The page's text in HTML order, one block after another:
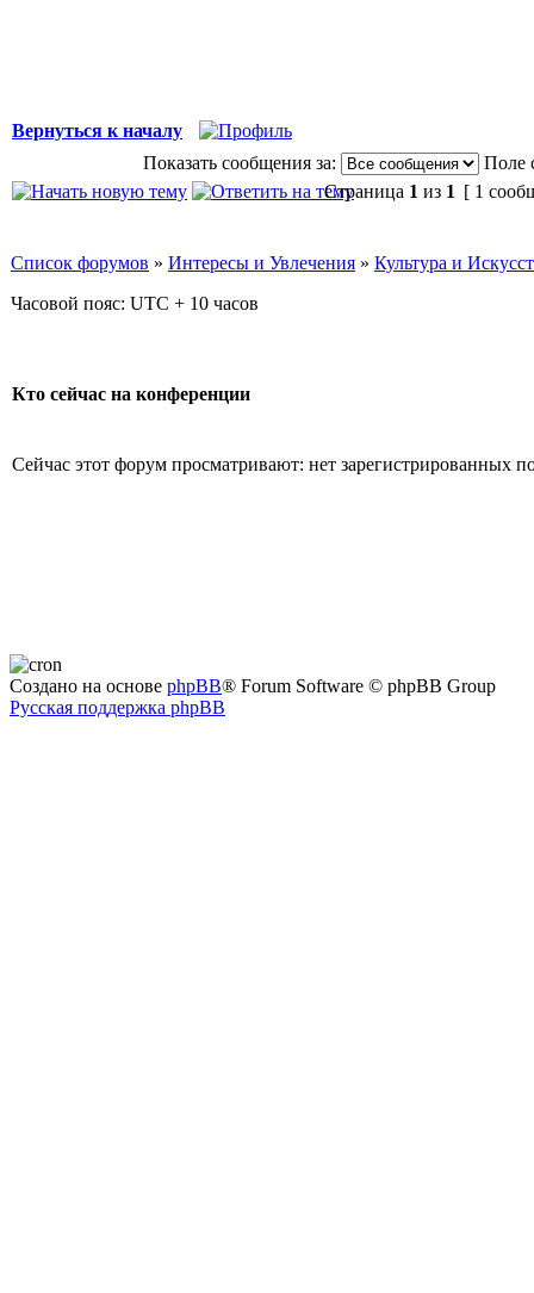
Вернуться к началу
Показать сообщения за:
Поле
Страница 1 из 1 [ 1
Список форумов » Интересы и Увлечения » Культура и
Часовой пояс: UTC + 10 часов
Кто сейчас на конференции
Сейчас этот форум просматривают: нет зарегистрированных
Создано на основе phpBB® Forum Software © phpBB Group
Русская поддержка phpBB